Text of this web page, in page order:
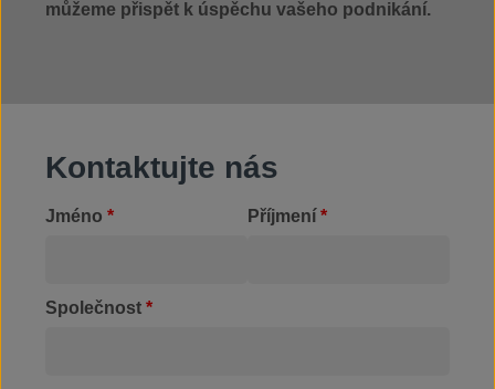
můžeme přispět k úspěchu vašeho podnikání.
Kontaktujte nás
Jméno * Příjmení *
Společnost *